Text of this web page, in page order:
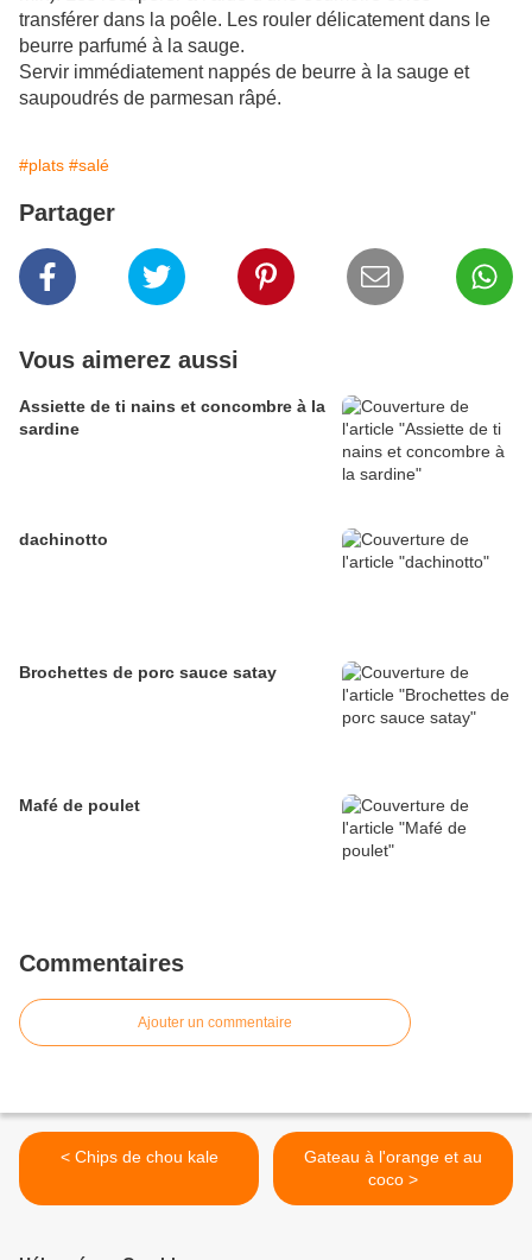
transférer dans la poêle. Les rouler délicatement dans le
beurre parfumé à la sauge.
Servir immédiatement nappés de beurre à la sauge et
saupoudrés de parmesan râpé.
#plats #salé
Partager
Vous aimerez aussi
Assiette de ti nains et concombre à la
sardine
dachinotto
Brochettes de porc sauce satay
Mafé de poulet
Commentaires
Ajouter un commentaire
< Chips de chou kale
Gateau à l'orange et au
coco >